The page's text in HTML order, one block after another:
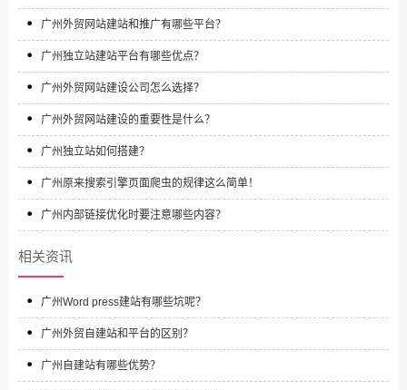
广州外贸网站建站和推广有哪些平台？
广州独立站建站平台有哪些优点？
广州外贸网站建设公司怎么选择？
广州外贸网站建设的重要性是什么？
广州独立站如何搭建？
广州原来搜索引擎页面爬虫的规律这么简单！
广州内部链接优化时要注意哪些内容？
相关资讯
广州Word press建站有哪些坑呢？
广州外贸自建站和平台的区别？
广州自建站有哪些优势？